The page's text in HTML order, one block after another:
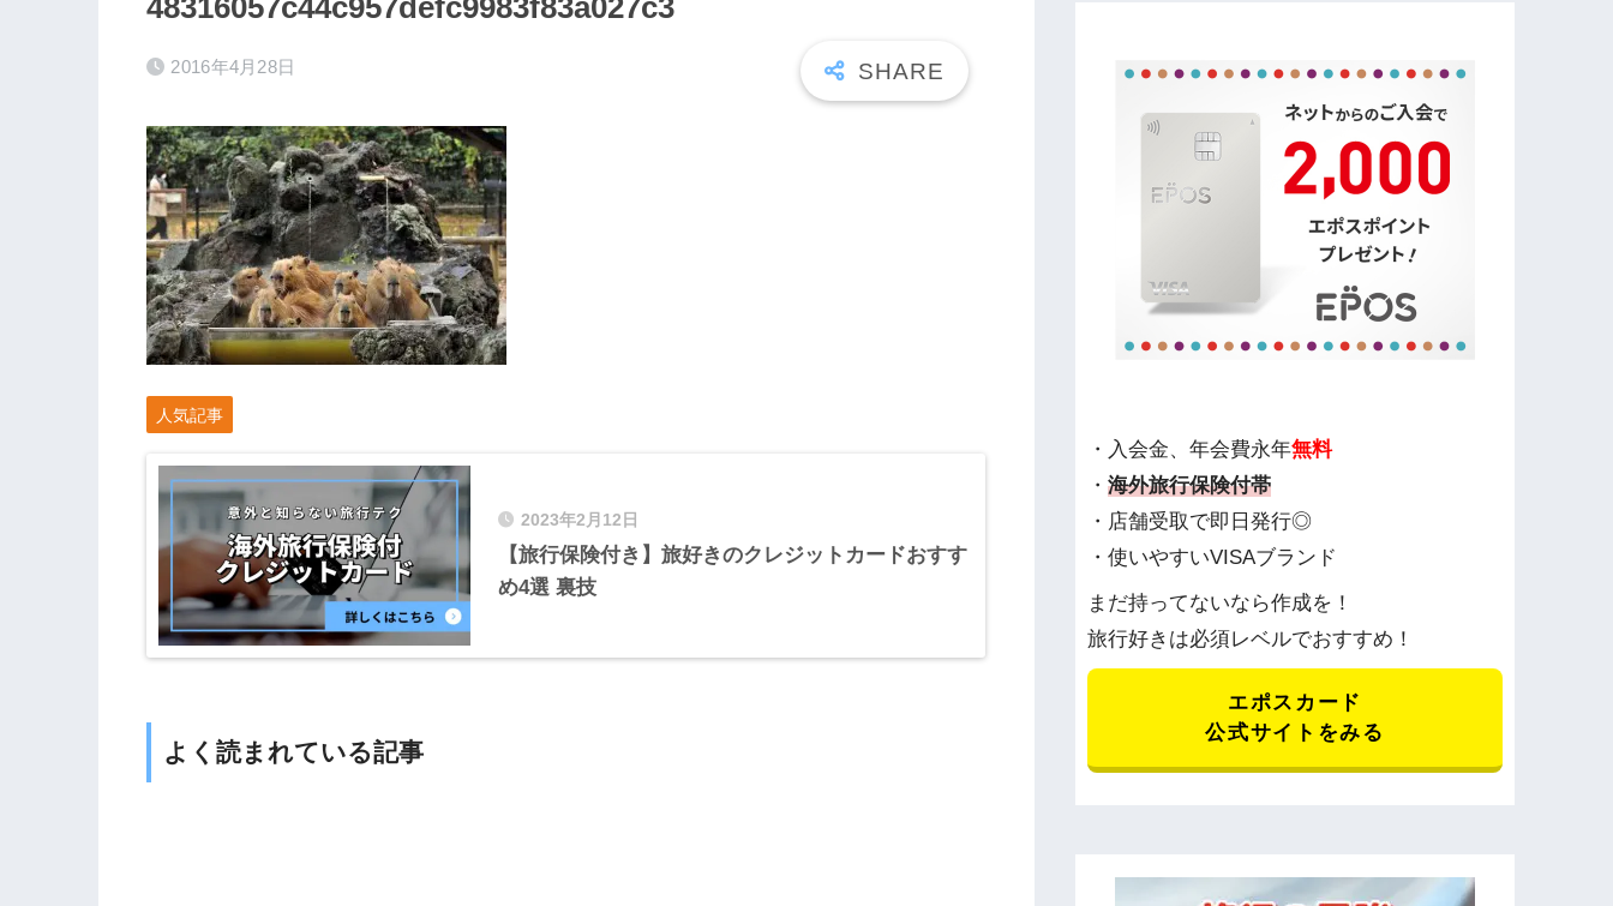
48316057c44c957defc9983f83a027c3
2016年4月28日
人気記事
2023年2月12日
【旅行保険付き】旅好きのクレジットカードおすす
め4選 裏技
よく読まれている記事
・入会金、年会費永年無料
・海外旅行保険付帯
・店舗受取で即日発行◎
・使いやすいVISAブランド
まだ持ってないなら作成を！
旅行好きは必須レベルでおすすめ！
エポスカード
公式サイトをみる